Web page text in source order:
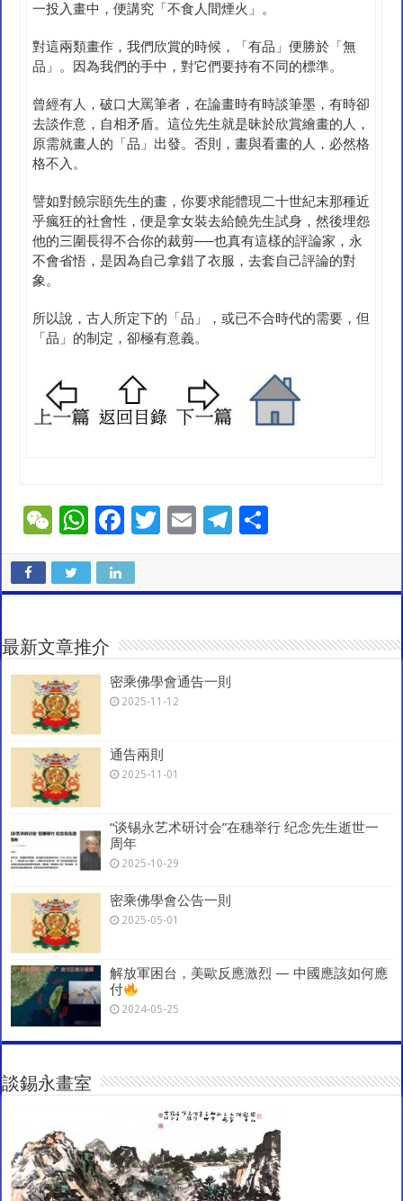
一投入畫中，便講究「不食人間煙火」。
對這兩類畫作，我們欣賞的時候，「有品」便勝於「無
品」。因為我們的手中，對它們要持有不同的標準。
曾經有人，破口大罵筆者，在論畫時有時談筆墨，有時卻
去談作意，自相矛盾。這位先生就是昧於欣賞繪畫的人，
原需就畫人的「品」出發。否則，畫與看畫的人，必然格
格不入。
譬如對饒宗頤先生的畫，你要求能體現二十世紀末那種近
乎瘋狂的社會性，便是拿女裝去給饒先生試身，然後埋怨
他的三圍長得不合你的裁剪──也真有這樣的評論家，永
不會省悟，是因為自己拿錯了衣服，去套自己評論的對
象。
所以說，古人所定下的「品」，或已不合時代的需要，但
「品」的制定，卻極有意義。
W
C
h
at
W
at
sA
p
p
F
e
b
o
k
T
er
E
l
T
gr
a
e
最新文章推介
密乘佛學會通告一則
2025-11-12
通告兩則
2025-11-01
“谈锡永艺术研讨会”在穗举行 纪念先生逝世一
周年
2025-10-29
密乘佛學會公告一則
2025-05-01
解放軍困台，美歐反應激烈 — 中國應該如何應
付
2024-05-25
談錫永畫室